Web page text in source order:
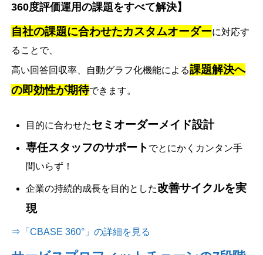
360度評価運用の課題をすべて解決】
自社の課題に合わせたカスタムオーダーに対応す
ることで、
高い回答回収率、自動グラフ化機能による課題解決へ
の即効性が期待できます。
目的に合わせたセミオーダーメイド設計
専任スタッフのサポート でとにかくカンタン手
間いらず！
企業の持続的成長を目的とした改善サイクルを実
現
⇒「CBASE 360°」の詳細を見る